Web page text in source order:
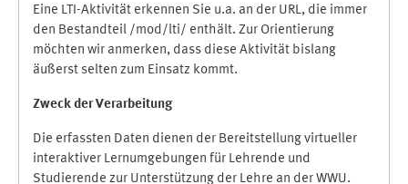
Eine LTI-Aktivität erkennen Sie u.a. an der URL, die immer
den Bestandteil /mod/lti/ enthält. Zur Orientierung
möchten wir anmerken, dass diese Aktivität bislang
äußerst selten zum Einsatz kommt.
Zweck der Verarbeitung
Die erfassten Daten dienen der Bereitstellung virtueller
interaktiver Lernumgebungen für Lehrende und
Studierende zur Unterstützung der Lehre an der WWU.